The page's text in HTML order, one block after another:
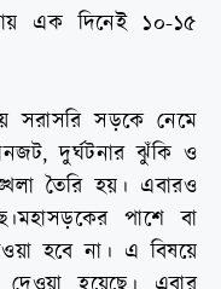
এক দিনেই ১০-১৫
সরাসরি সড়কে নেমে
দুর্ঘটনার ঝুঁকি ও
তৈরি হয়। এবারও
পাশে বা
হবে না। এ বিষয়ে